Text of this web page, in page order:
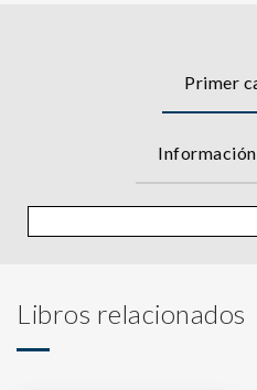
Primer
Libros relacionados